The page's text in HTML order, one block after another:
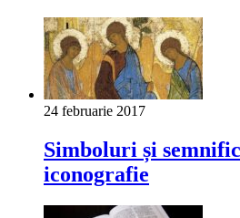
24 februarie 2017
Simboluri și
iconografie